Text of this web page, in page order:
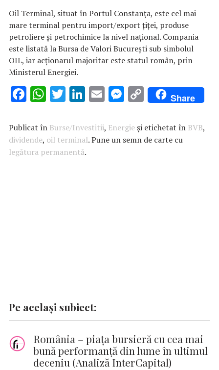
Oil Terminal, situat în Portul Constanţa, este cel mai
mare terminal pentru import/export ţiţei, produse
petroliere şi petrochimice la nivel naţional. Compania
este listată la Bursa de Valori Bucureşti sub simbolul
OIL, iar acţionarul majoritar este statul român, prin
Ministerul Energiei.
F
e
b
o
W
at
s
A
T
it
te
r
Li
k
e
dI
E
ai
l
M
se
n
C
o
p
y
Share
Publicat în Burse/Investitii, Energieși etichetat în BVB,
dividende, oil terminal. Pune un semn de carte cu
legătura permanentă.
Pe același subiect:
România – piața bursieră cu cea mai
bună performanță din lume în ultimul
deceniu (Analiză InterCapital)